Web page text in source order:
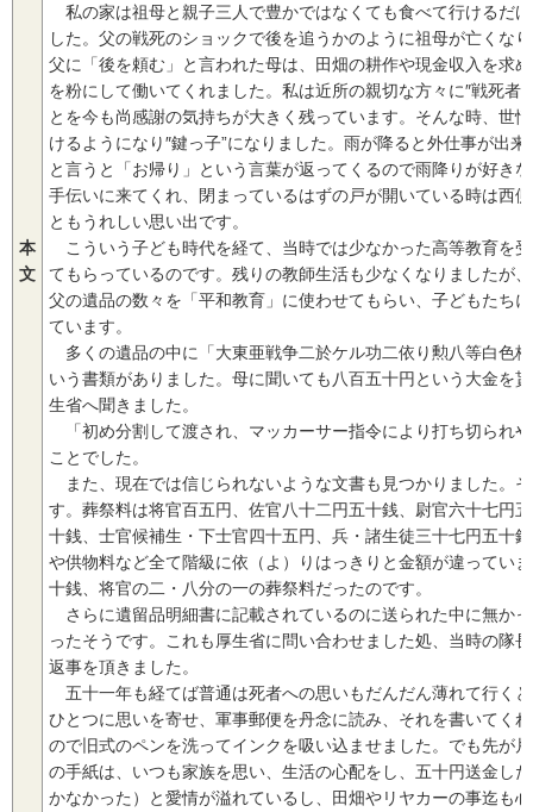
本
文
私の家は祖母と親子三人で豊かではなくても食べて行けるだ
した。父の戦死のショックで後を追うかのように祖母が亡くな
父に「後を頼む」と言われた母は、田畑の耕作や現金収入を求
を粉にして働いてくれました。私は近所の親切な方々に″戦死者
とを今も尚感謝の気持ちが大きく残っています。そんな時、世
けるようになり″鍵っ子”になりました。雨が降ると外仕事が出
と言うと「お帰り」という言葉が返ってくるので雨降りが好き
手伝いに来てくれ、閉まっているはずの戸が開いている時は西
ともうれしい思い出です。
こういう子ども時代を経て、当時では少なかった高等教育を
てもらっているのです。残りの教師生活も少なくなりましたが
父の遺品の数々を「平和教育」に使わせてもらい、子どもたち
ています。
多くの遺品の中に「大東亜戦争二於ケル功二依り勲八等白色
いう書類がありました。母に聞いても八百五十円という大金を
生省へ聞きました。
「初め分割して渡され、マッカーサー指令により打ち切られ
ことでした。
また、現在では信じられないような文書も見つかりました。
す。葬祭料は将官百五円、佐官八十二円五十銭、尉官六十七円
十銭、士官候補生・下士官四十五円、兵・諸生徒三十七円五十
や供物料など全て階級に依（よ）りはっきりと金額が違ってい
十銭、将官の二・八分の一の葬祭料だったのです。
さらに遺留品明細書に記載されているのに送られた中に無か
ったそうです。これも厚生省に問い合わせました処、当時の隊
返事を頂きました。
五十一年も経てば普通は死者への思いもだんだん薄れて行く
ひとつに思いを寄せ、軍事郵便を丹念に読み、それを書いてく
ので旧式のペンを洗ってインクを吸い込ませました。でも先が
の手紙は、いつも家族を思い、生活の心配をし、五十円送金し
かなかった）と愛情が溢れているし、田畑やリヤカーの事迄も